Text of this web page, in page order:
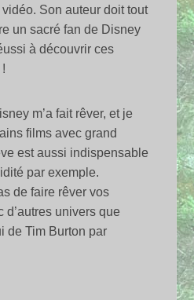
Son auteur doit tout
un sacré fan de Disney
à découvrir ces
m’a fait rêver, et je
films avec grand
est aussi indispensable
par exemple.
de faire rêver vos
d’autres univers que
de Tim Burton par